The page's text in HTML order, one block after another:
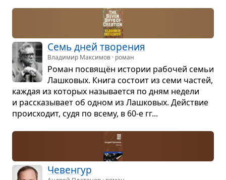
Семь дней тво­ре­ния
Владимир Максимов · роман
Роман посвящён исто­рии рабо­чей семьи
Лаш­ко­вых. Книга состоит из семи частей,
каж­дая из кото­рых назы­ва­ется по дням недели
и рас­ска­зы­вает об одном из Лаш­ко­вых. Действие
про­ис­хо­дит, судя по всему, в 60-е гг...
Чевен­гур